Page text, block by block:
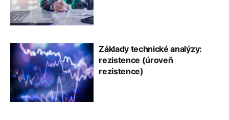
Základy technické analýzy:
rezistence (úroveň
rezistence)